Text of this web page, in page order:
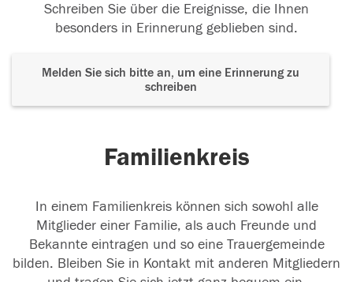
Schreiben Sie über die Ereignisse, die Ihnen
besonders in Erinnerung geblieben sind.
Melden Sie sich bitte an, um eine Erinnerung zu
schreiben
Familienkreis
In einem Familienkreis können sich sowohl alle
Mitglieder einer Familie, als auch Freunde und
Bekannte eintragen und so eine Trauergemeinde
bilden. Bleiben Sie in Kontakt mit anderen Mitgliedern